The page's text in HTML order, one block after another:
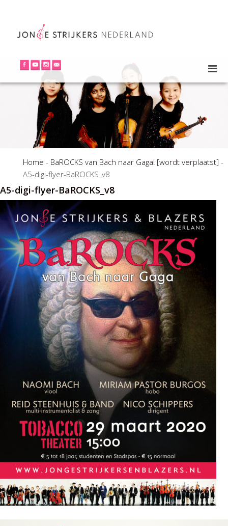
Home - BaROCKS van Bach naar Gaga! [wordt verplaatst] -
A5-digi-flyer-BaROCKS_v8
A5-digi-flyer-BaROCKS_v8